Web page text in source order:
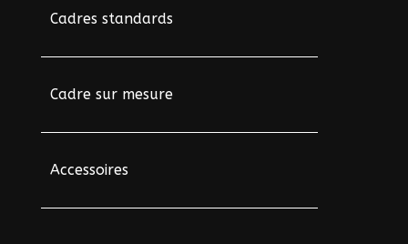
Cadres standards
Cadre sur mesure
Accessoires